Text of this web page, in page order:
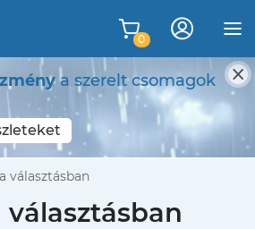
a szerelt csomagok
0
választásban
választásban